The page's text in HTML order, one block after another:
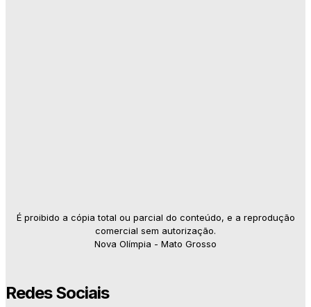
É proibido a cópia total ou parcial do conteúdo, e a reprodução
comercial sem autorização.
Nova Olímpia - Mato Grosso
Redes Sociais